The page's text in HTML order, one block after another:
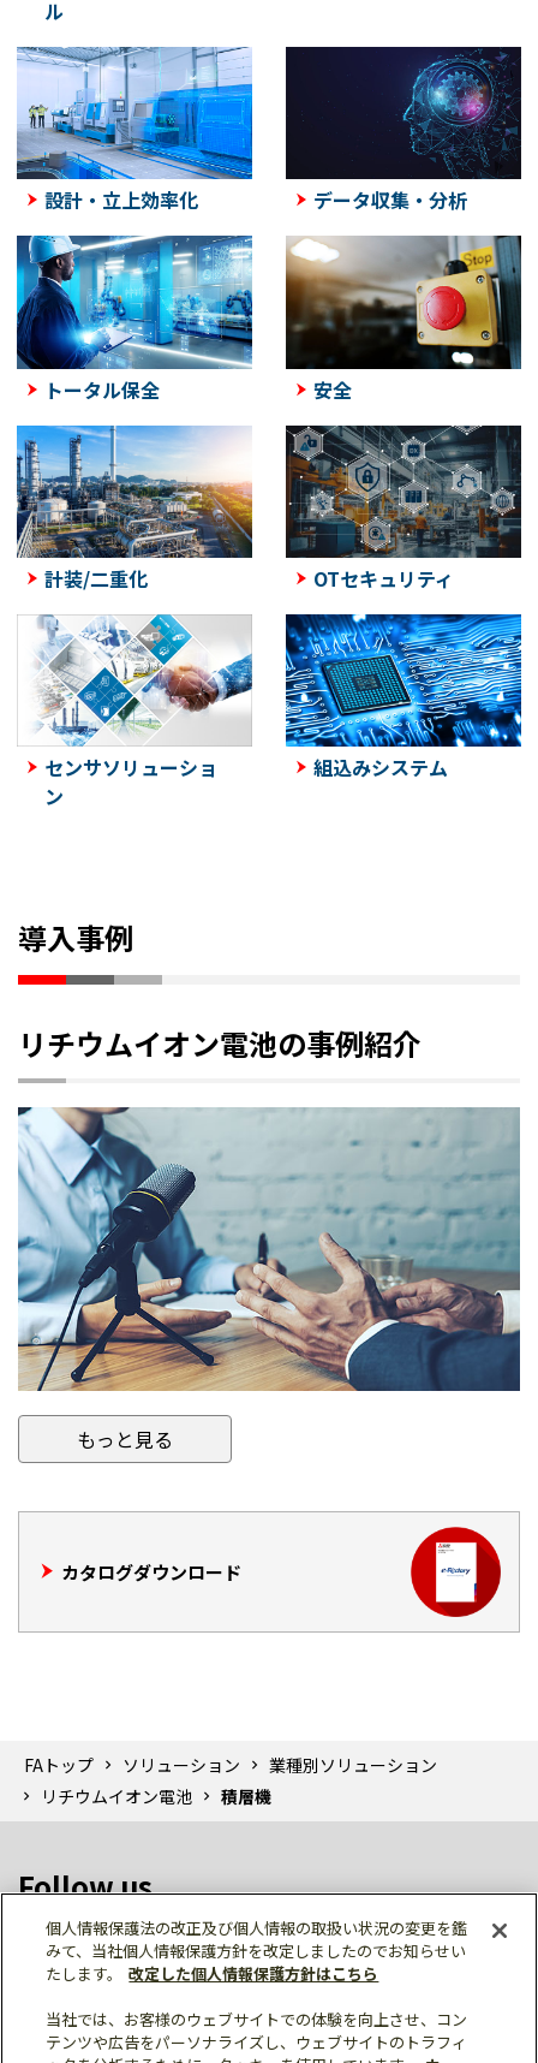
ル
設計・立上効率化 データ収集・分析
トータル保全 安全
計装/二重化 OTセキュリティ
センサソリューショ
ン
組込みシステム
導入事例
リチウムイオン電池の事例紹介
もっと見る
カタログダウンロード
FAトップ ソリューション
業種別ソリューション
リチウムイオン電池
積層機
Follow us
個人情報保護 利用規約
ご利用にあたって
個人情報保護法の改正及び個人情報の取扱い状況の変更を鑑
みて、当社個人情報保護方針を改定しましたのでお知らせい
たします。
改定した個人情報保護方針はこちら
当社では、お客様のウェブサイトでの体験を向上させ、コン
テンツや広告をパーソナライズし、ウェブサイトのトラフィ